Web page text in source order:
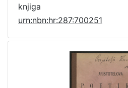
knjiga
urn:nbn:hr:287:700251